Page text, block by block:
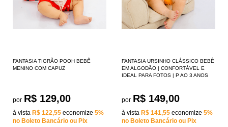
FANTASIA TIGRÃO POOH BEBÊ
MENINO COM CAPUZ
por R$ 129,00
à vista R$ 122,55 economize 5%
no Boleto Bancário ou Pix
FANTASIA URSINHO CLÁSSICO BEBÊ
EM ALGODÃO | CONFORTÁVEL E
IDEAL PARA FOTOS | P AO 3 ANOS
por R$ 149,00
à vista R$ 141,55 economize 5%
no Boleto Bancário ou Pix